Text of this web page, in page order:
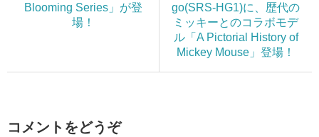
Blooming Series」が登
場！
go(SRS-HG1)に、歴代の
ミッキーとのコラボモデ
ル「A Pictorial History of
Mickey Mouse」登場！
コメントをどうぞ